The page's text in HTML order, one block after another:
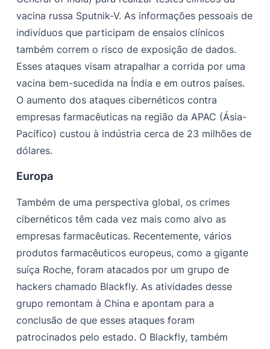
vacina russa Sputnik-V. As informações pessoais de
indivíduos que participam de ensaios clínicos
também correm o risco de exposição de dados.
Esses ataques visam atrapalhar a corrida por uma
vacina bem-sucedida na Índia e em outros países.
O aumento dos ataques cibernéticos contra
empresas farmacêuticas na região da APAC (Ásia-
Pacífico) custou à indústria cerca de 23 milhões de
dólares.
Europa
Também de uma perspectiva global, os crimes
cibernéticos têm cada vez mais como alvo as
empresas farmacêuticas. Recentemente, vários
produtos farmacêuticos europeus, como a gigante
suíça Roche, foram atacados por um grupo de
hackers chamado Blackfly. As atividades desse
grupo remontam à China e apontam para a
conclusão de que esses ataques foram
patrocinados pelo estado. O Blackfly, também